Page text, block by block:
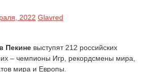
2022 Glavred
Пекине выступят 212 российских
– чемпионы Игр, рекордсмены мира,
мира и Европы.